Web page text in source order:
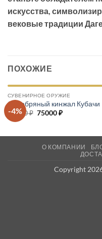
искусства,
вековые традиции
ПОХОЖИЕ
-4%
СУВЕНИРНОЕ ОРУЖИЕ
Серебряный кинжал Кубачи
78500₽ Первоначальная
75000₽Текущая
О КОМПАНИИ
Copyright